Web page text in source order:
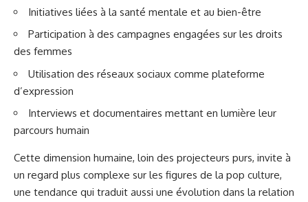
Initiatives liées à la santé mentale et au bien-être
Participation à des campagnes engagées sur les droits
des femmes
Utilisation des réseaux sociaux comme plateforme
d’expression
Interviews et documentaires mettant en lumière leur
parcours humain
Cette dimension humaine, loin des projecteurs purs, invite à
un regard plus complexe sur les figures de la pop culture,
une tendance qui traduit aussi une évolution dans la relation